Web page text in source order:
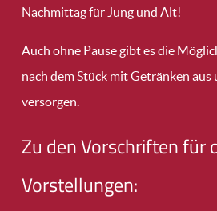
Nachmittag für Jung und Alt!
Auch ohne Pause gibt es die
nach dem Stück mit Getränken aus
versorgen.
Zu den Vorschriften für
Vorstellungen: